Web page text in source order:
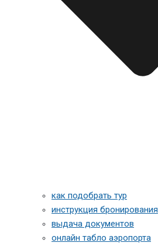
как подобрать тур
инструкция бронирования
выдача документов
онлайн табло аэропорта